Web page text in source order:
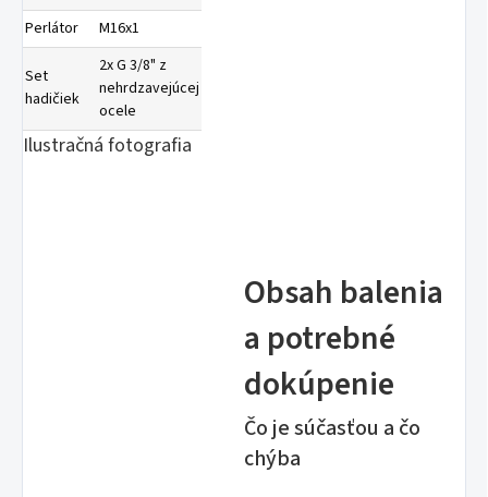
Perlátor
M16x1
Set
hadičiek
2x G 3/8" z
nehrdzavejúcej
ocele
Ilustračná fotografia
Obsah balenia
a potrebné
dokúpenie
Čo je súčasťou a čo
chýba